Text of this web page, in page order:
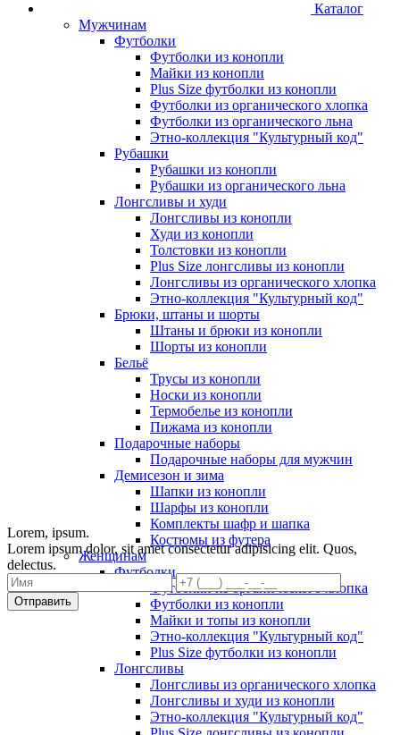
Каталог
Мужчинам
Футболки
Футболки из конопли
Майки из конопли
Plus Size футболки из конопли
Футболки из органического хлопка
Футболки из органического льна
Этно-коллекция "Культурный код"
Рубашки
Рубашки из конопли
Рубашки из органического льна
Лонгсливы и худи
Лонгсливы из конопли
Худи из конопли
Толстовки из конопли
Plus Size лонгсливы из конопли
Лонгсливы из органического хлопка
Этно-коллекция "Культурный код"
Брюки, штаны и шорты
Штаны и брюки из конопли
Шорты из конопли
Бельё
Трусы из конопли
Носки из конопли
Термобелье из конопли
Пижама из конопли
Подарочные наборы
Подарочные наборы для мужчин
Демисезон и зима
Шапки из конопли
Шарфы из конопли
Комплекты шафр и шапка
Костюмы из футера
Женщинам
Футболки
Футболки из органического хлопка
Футболки из конопли
Майки и топы из конопли
Этно-коллекция "Культурный код"
Plus Size футболки из конопли
Лонгсливы
Лонгсливы из органического хлопка
Лонгсливы и худи из конопли
Этно-коллекция "Культурный код"
Lorem, ipsum.
Lorem ipsum dolor, sit amet consectetur adipisicing elit. Quos,
delectus.
Отправить